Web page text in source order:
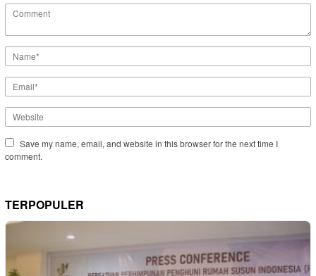
Save my name, email, and website in this browser for the next time I
comment.
TERPOPULER